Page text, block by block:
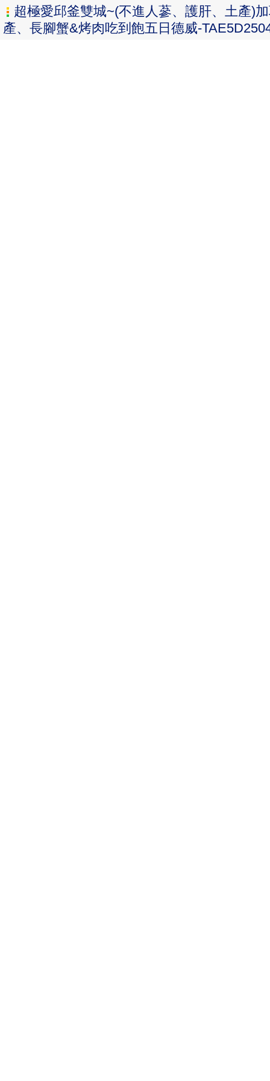
超極愛邱釜雙城~(不進人蔘、護肝、土產)
產、長腳蟹&烤肉吃到飽五日德威-